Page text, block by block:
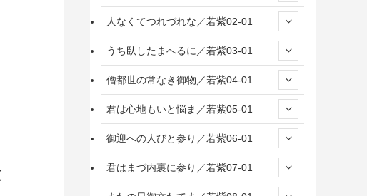
人なくてつれづれな／若紫02-01
うち臥したまへるに／若紫03-01
僧都世の常なき御物／若紫04-01
君は心地もいと悩ま／若紫05-01
御迎への人びと参り／若紫06-01
君はまづ内裏に参り／若紫07-01